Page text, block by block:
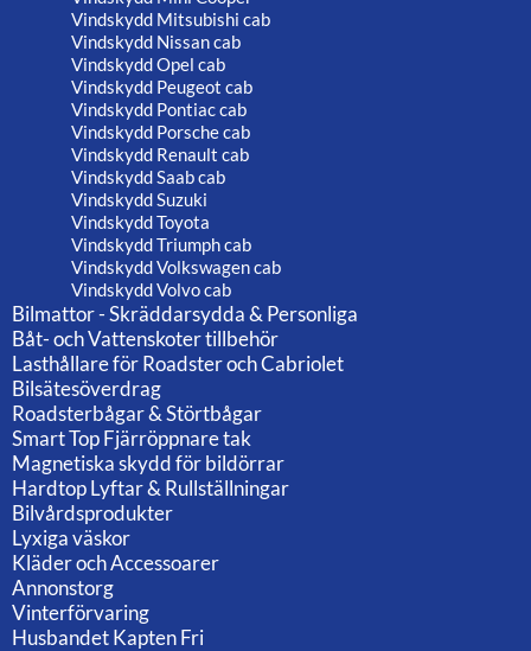
Vindskydd Mitsubishi cab
Vindskydd Nissan cab
Vindskydd Opel cab
Vindskydd Peugeot cab
Vindskydd Pontiac cab
Vindskydd Porsche cab
Vindskydd Renault cab
Vindskydd Saab cab
Vindskydd Suzuki
Vindskydd Toyota
Vindskydd Triumph cab
Vindskydd Volkswagen cab
Vindskydd Volvo cab
Bilmattor - Skräddarsydda & Personliga
Båt- och Vattenskoter tillbehör
Lasthållare för Roadster och Cabriolet
Bilsätesöverdrag
Roadsterbågar & Störtbågar
Smart Top Fjärröppnare tak
Magnetiska skydd för bildörrar
Hardtop Lyftar & Rullställningar
Bilvårdsprodukter
Lyxiga väskor
Kläder och Accessoarer
Annonstorg
Vinterförvaring
Husbandet Kapten Fri